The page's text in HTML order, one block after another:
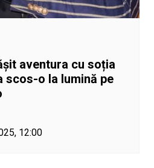
aventura cu soția
scos-o la lumină pe
12:00